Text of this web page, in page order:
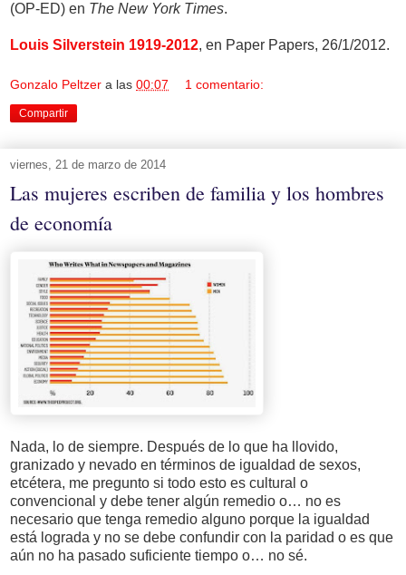
(OP-ED) en The New York Times.
Louis Silverstein 1919-2012, en Paper Papers, 26/1/2012.
Gonzalo Peltzer a las 00:07 1 comentario:
Compartir
viernes, 21 de marzo de 2014
Las mujeres escriben de familia y los hombres
de economía
Nada, lo de siempre. Después de lo que ha llovido,
granizado y nevado en términos de igualdad de sexos,
etcétera, me pregunto si todo esto es cultural o
convencional y debe tener algún remedio o… no es
necesario que tenga remedio alguno porque la igualdad
está lograda y no se debe confundir con la paridad o es que
aún no ha pasado suficiente tiempo o… no sé.